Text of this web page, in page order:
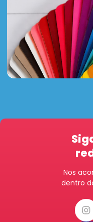
Nos
dentro